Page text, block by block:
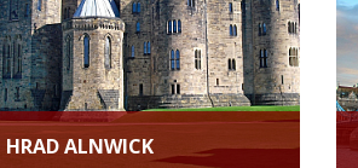
HRAD ALNWICK